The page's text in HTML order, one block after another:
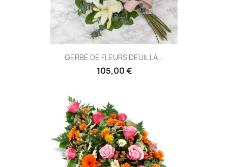
GERBE DE FLEURS DEUIL LA...
105,00 €